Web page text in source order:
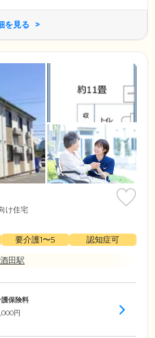
を見る
け住宅
要介護1〜5
認知症可
田駅
保険料
円